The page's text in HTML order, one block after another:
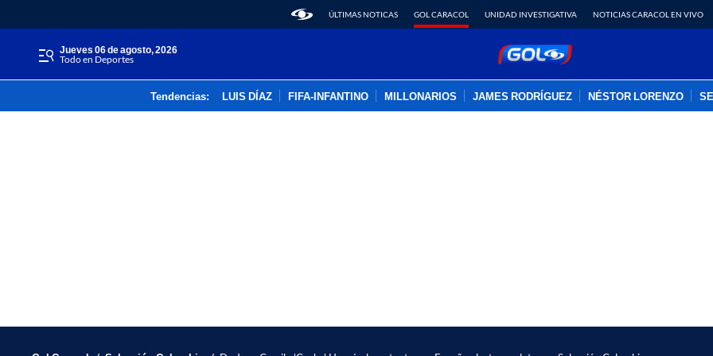
ÚLTIMAS NOTICAS GOL CARACOL UNIDAD INVESTIGATIVA NOTICIAS CARACOL EN VIVO
jueves 06 de agosto, 2026
Todo en Deportes
Tendencias: LUIS DÍAZ FIFA-INFANTINO MILLONARIOS JAMES RODRÍGUEZ NÉSTOR LORENZO